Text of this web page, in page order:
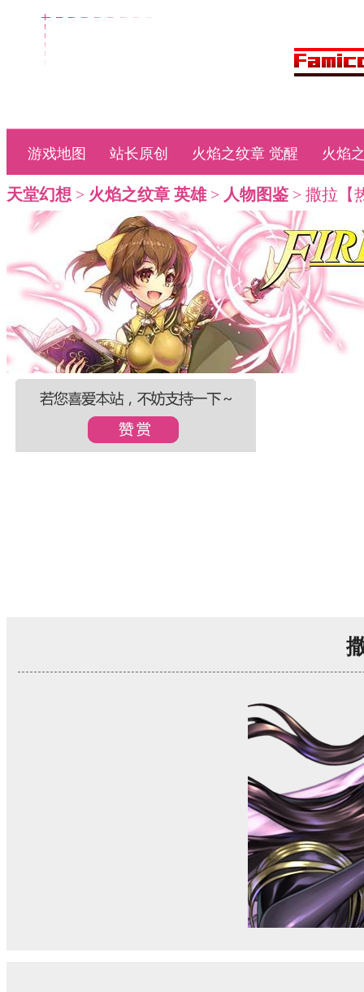
游戏地图 站长原创 火焰之纹章 觉醒 火焰
天堂幻想 > 火焰之纹章 英雄> 人物图鉴 > 撒拉【